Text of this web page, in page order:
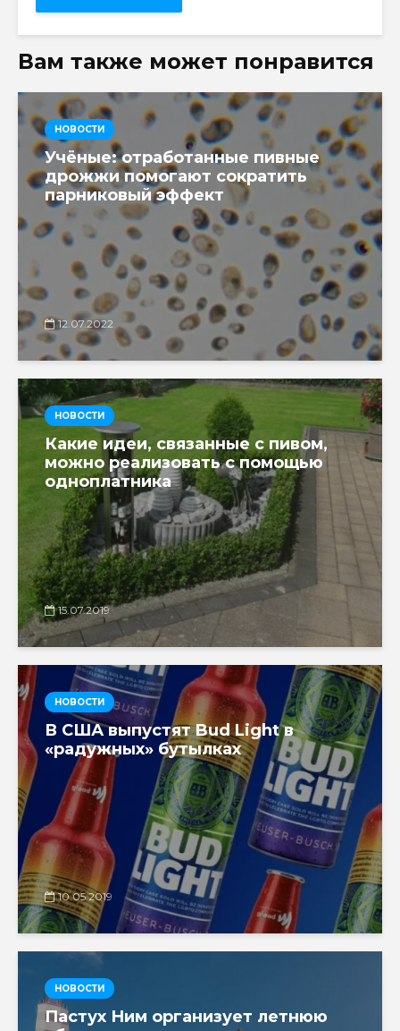
Вам также может понравится
НОВОСТИ
Учёные: отработанные пивные
дрожжи помогают сократить
парниковый эффект
12.07.2022
НОВОСТИ
Какие идеи, связанные с пивом,
можно реализовать с помощью
одноплатника
15.07.2019
НОВОСТИ
В США выпустят Bud Light в
«радужных» бутылках
10.05.2019
НОВОСТИ
Пастух Ним организует летнюю